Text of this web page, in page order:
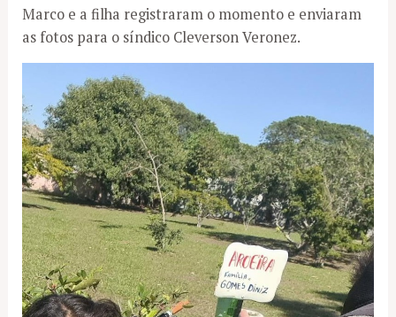
Marco e a filha registraram o momento e enviaram
as fotos para o síndico Cleverson Veronez.